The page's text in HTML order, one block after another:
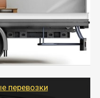
вещи от 200 кг в
Попутные
и юрлиц обходятся
доставку
по нужному
работ при перевозке.
перевозки